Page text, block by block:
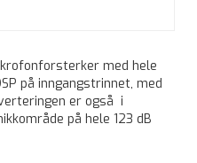
med hele
på inngangstrinnet, med
er også i
på hele 123 dB